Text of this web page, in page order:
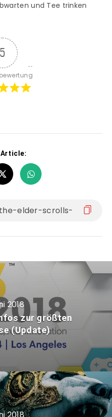
und Tee trinken
5
Article:
2018
zur größten
(Update)